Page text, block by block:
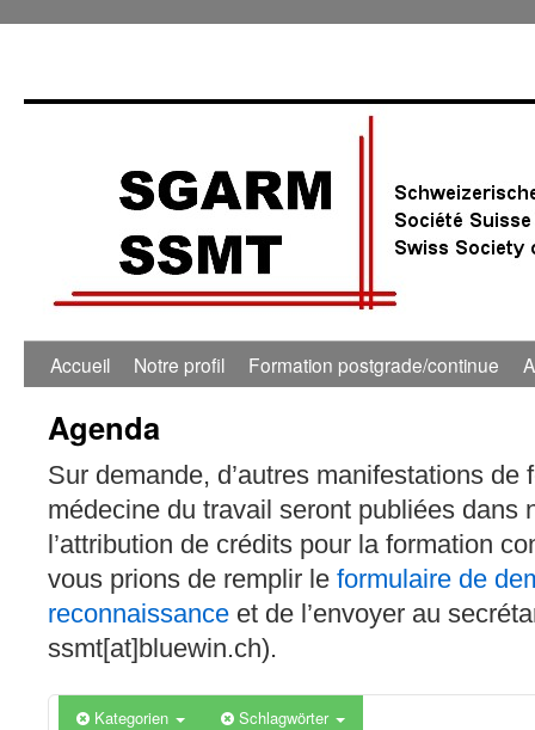
Accueil Notre profil Formation postgrade/continue
Agenda
Sur demande, d’autres manifestations de
médecine du travail seront publiées dans
l’attribution de crédits pour la formation
vous prions de remplir le formulaire de
reconnaissance et de l’envoyer au
ssmt[at]bluewin.ch).
Kategorien Schlagwörter
2:00